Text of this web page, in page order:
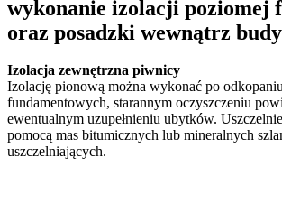
wykonanie izolacji poziomej
oraz posadzki wewnątrz
Izolacja zewnętrzna piwnicy
Izolację pionową można wykonać po
fundamentowych, starannym oczyszczeniu
ewentualnym uzupełnieniu ubytków.
pomocą mas bitumicznych lub mineralnych
uszczelniających.